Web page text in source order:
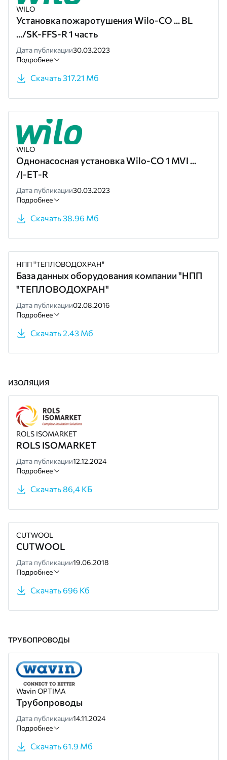
WILO
Установка пожаротушения Wilo-CO ... BL
.../SK-FFS-R 1 часть
Дата публикации30.03.2023
Подробнее
Скачать 317.21 Мб
WILO
Однонасосная установка Wilo-CO 1 MVI ...
/J-ET-R
Дата публикации30.03.2023
Подробнее
Скачать 38.96 Мб
НПП "ТЕПЛОВОДОХРАН"
База данных оборудования компании "НПП
"ТЕПЛОВОДОХРАН"
Дата публикации02.08.2016
Подробнее
Скачать 2.43 Мб
ИЗОЛЯЦИЯ
ROLS ISOMARKET
ROLS ISOMARKET
Дата публикации12.12.2024
Подробнее
Скачать 86,4 КБ
CUTWOOL
CUTWOOL
Дата публикации19.06.2018
Подробнее
Скачать 696 Кб
ТРУБОПРОВОДЫ
Wavin OPTIMA
Трубопроводы
Дата публикации14.11.2024
Подробнее
Скачать 61.9 Мб